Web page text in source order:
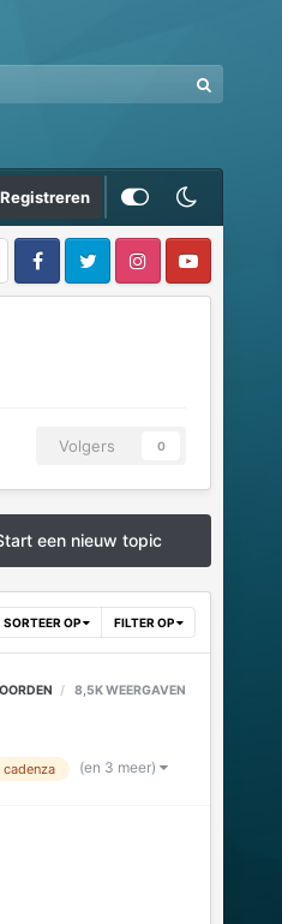
Registreren
Volgers 0
een nieuw topic
SORTEER OP FILTER OP
8,5KWEERGAVEN
cadenza (en 3 meer)